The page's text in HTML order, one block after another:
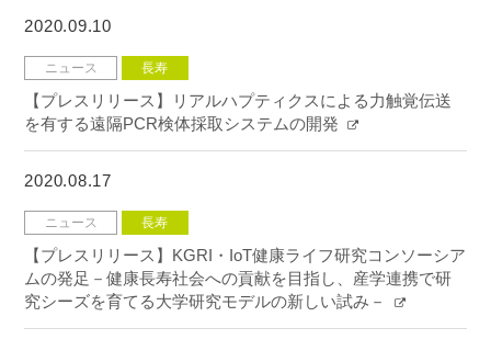
2020.09.10
ニュース 長寿
【プレスリリース】リアルハプティクスによる力触覚伝送
を有する遠隔PCR検体採取システムの開発
2020.08.17
ニュース 長寿
【プレスリリース】KGRI・IoT健康ライフ研究コンソーシア
ムの発足－健康長寿社会への貢献を目指し、産学連携で研
究シーズを育てる大学研究モデルの新しい試み－